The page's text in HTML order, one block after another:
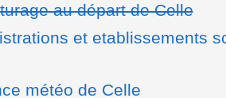
au départ de Celle
et etablissements
météo de Celle